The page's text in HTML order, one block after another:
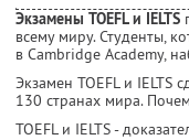
Экзамены TOEFL и IELTS
всему миру. Студенты,
в Cambridge Academy,
Экзамен TOEFL и IELTS
130 странах мира.
TOEFL и IELTS -